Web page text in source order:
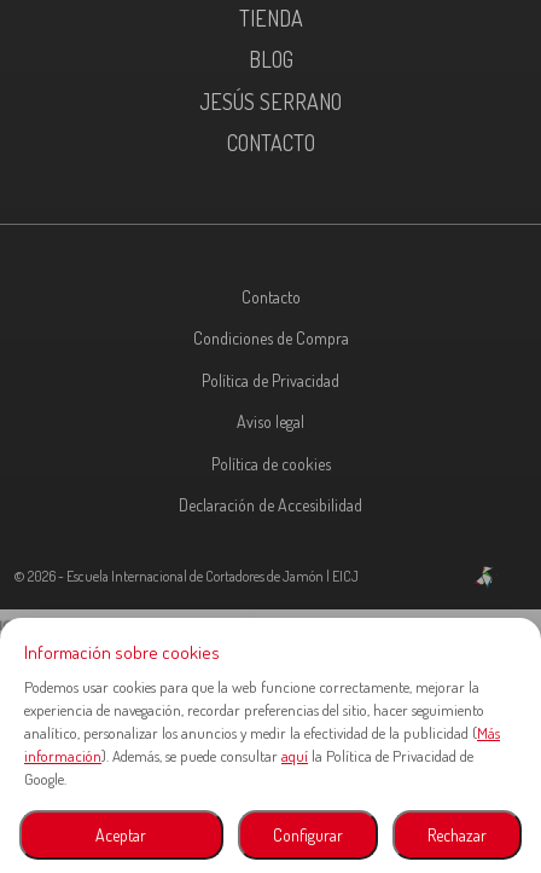
Contacta
TIENDA
BLOG
JESÚS SERRANO
CONTACTO
Contacto
Condiciones de Compra
Política de Privacidad
Aviso legal
Política de cookies
Declaración de Accesibilidad
© 2026 - Escuela Internacional de Cortadores de Jamón | EICJ
Información sobre cookies
Podemos usar cookies para que la web funcione correctamente, mejorar la
experiencia de navegación, recordar preferencias del sitio, hacer seguimiento
analítico, personalizar los anuncios y medir la efectividad de la publicidad (Más
información). Además, se puede consultaraquí la Política de Privacidad de
Google.
Aceptar Configurar Rechazar